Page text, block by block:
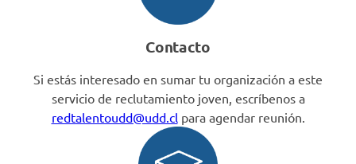
Contacto
Si estás interesado en sumar tu organización a este
servicio de reclutamiento joven, escríbenos a
redtalentoudd@udd.cl para agendar reunión.